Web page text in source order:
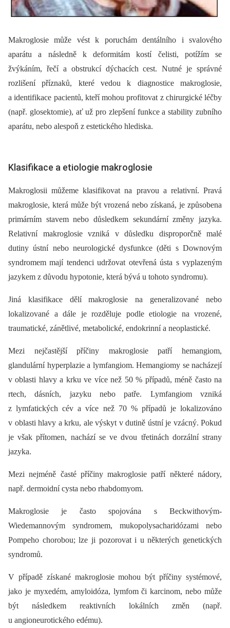
Makroglosie může vést k poruchám dentálního i svalového
aparátu a následně k deformitám kostí čelisti, potížím se
žvýkáním, řečí a obstrukcí dýchacích cest. Nutné je správné
rozlišení příznaků, které vedou k diagnostice makroglosie,
a identifikace pacientů, kteří mohou profitovat z chirurgické léčby
(např. glosektomie), ať už pro zlepšení funkce a stability zubního
aparátu, nebo alespoň z estetického hlediska.
Klasifikace a etiologie makroglosie
Makroglosii můžeme klasifikovat na pravou a relativní. Pravá
makroglosie, která může být vrozená nebo získaná, je způsobena
primárním stavem nebo důsledkem sekundární změny jazyka.
Relativní makroglosie vzniká v důsledku disproporčně malé
dutiny ústní nebo neurologické dysfunkce (děti s Downovým
syndromem mají tendenci udržovat otevřená ústa s vyplazeným
jazykem z důvodu hypotonie, která bývá u tohoto syndromu).
Jiná klasifikace dělí makroglosie na generalizované nebo
lokalizované a dále je rozděluje podle etiologie na vrozené,
traumatické, zánětlivé, metabolické, endokrinní a neoplastické.
Mezi nejčastější příčiny makroglosie patří hemangiom,
glandulární hyperplazie a lymfangiom. Hemangiomy se nacházejí
v oblasti hlavy a krku ve více než 50 % případů, méně často na
rtech, dásních, jazyku nebo patře. Lymfangiom vzniká
z lymfatických cév a více než 70 % případů je lokalizováno
v oblasti hlavy a krku, ale výskyt v dutině ústní je vzácný. Pokud
je však přítomen, nachází se ve dvou třetinách dorzální strany
jazyka.
Mezi nejméně časté příčiny makroglosie patří některé nádory,
např. dermoidní cysta nebo rhabdomyom.
Makroglosie je často spojována s Beck­withovým-
Wiedemannovým syndromem, mukopolysacharidózami nebo
Pompeho chorobou; lze ji pozorovat i u některých genetických
syndromů.
V případě získané makroglosie mohou být příčiny systémové,
jako je myxedém, amyloidóza, lymfom či karcinom, nebo může
být následkem reaktivních lokálních změn (např.
u angioneurotického edému).